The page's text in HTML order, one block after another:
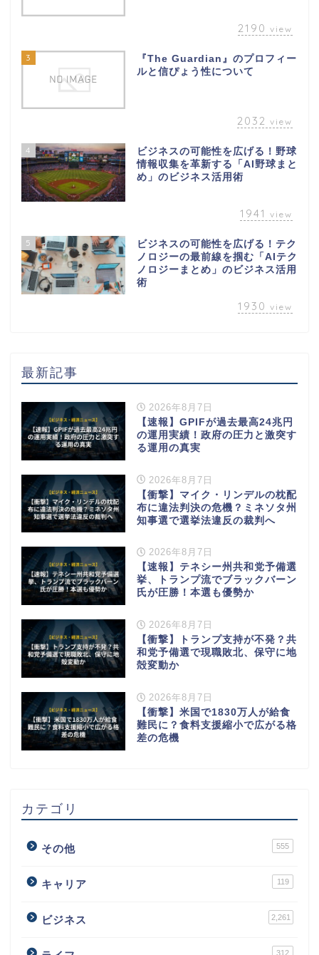
2190 view
3
『The Guardian』のプロフィー
ルと信ぴょう性について
2032 view
4
ビジネスの可能性を広げる！野球
情報収集を革新する「AI野球まと
め」のビジネス活用術
1941 view
5
ビジネスの可能性を広げる！テク
ノロジーの最前線を掴む「AIテク
ノロジーまとめ」のビジネス活用
術
1930 view
最新記事
2026年8月7日
【速報】GPIFが過去最高24兆円
の運用実績！政府の圧力と激突す
る運用の真実
2026年8月7日
【衝撃】マイク・リンデルの枕配
布に違法判決の危機？ミネソタ州
知事選で選挙法違反の裁判へ
2026年8月7日
【速報】テネシー州共和党予備選
挙、トランプ流でブラックバーン
氏が圧勝！本選も優勢か
2026年8月7日
【衝撃】トランプ支持が不発？共
和党予備選で現職敗北、保守に地
殻変動か
2026年8月7日
【衝撃】米国で1830万人が給食
難民に？食料支援縮小で広がる格
差の危機
カテゴリ
その他 555
キャリア 119
ビジネス 2,261
312